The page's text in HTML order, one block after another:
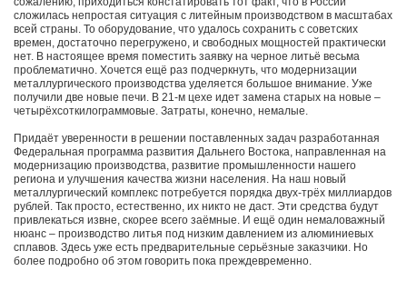
сложилась непростая ситуация с литейным производством в масштабах
всей страны. То оборудование, что удалось сохранить с советских
времен, достаточно перегружено, и свободных мощностей практически
нет. В настоящее время поместить заявку на черное литьё весьма
проблематично. Хочется ещё раз подчеркнуть, что модернизации
металлургического производства уделяется большое внимание. Уже
получили две новые печи. В 21-м цехе идет замена старых на новые –
четырёхсоткилограммовые. Затраты, конечно, немалые.
Придаёт уверенности в решении поставленных задач разработанная
Федеральная программа развития Дальнего Востока, направленная на
модернизацию производства, развитие промышленности нашего
региона и улучшения качества жизни населения. На наш новый
металлургический комплекс потребуется порядка двух-трёх миллиардов
рублей. Так просто, естественно, их никто не даст. Эти средства будут
привлекаться извне, скорее всего заёмные. И ещё один немаловажный
нюанс – производство литья под низким давлением из алюминиевых
сплавов. Здесь уже есть предварительные серьёзные заказчики. Но
более подробно об этом говорить пока преждевременно.